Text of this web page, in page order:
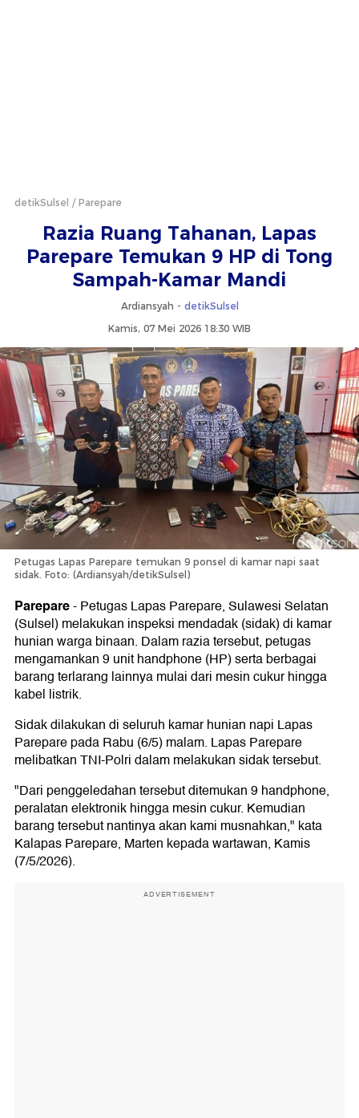
detikSulsel Parepare
Razia Ruang Tahanan, Lapas
Parepare Temukan 9 HP di Tong
Sampah-Kamar Mandi
Ardiansyah - detikSulsel
Kamis, 07 Mei 2026 18:30 WIB
Petugas Lapas Parepare temukan 9 ponsel di kamar napi saat
sidak. Foto: (Ardiansyah/detikSulsel)
Parepare-Petugas Lapas Parepare, Sulawesi Selatan
(Sulsel) melakukan inspeksi mendadak (sidak) di kamar
hunian warga binaan. Dalam razia tersebut, petugas
mengamankan 9 unit handphone (HP) serta berbagai
barang terlarang lainnya mulai dari mesin cukur hingga
kabel listrik.
Sidak dilakukan di seluruh kamar hunian napi Lapas
Parepare pada Rabu (6/5) malam. Lapas Parepare
melibatkan TNI-Polri dalam melakukan sidak tersebut.
"Dari penggeledahan tersebut ditemukan 9 handphone,
peralatan elektronik hingga mesin cukur. Kemudian
barang tersebut nantinya akan kami musnahkan," kata
Kalapas Parepare, Marten kepada wartawan, Kamis
(7/5/2026).
ADVERTISEMENT